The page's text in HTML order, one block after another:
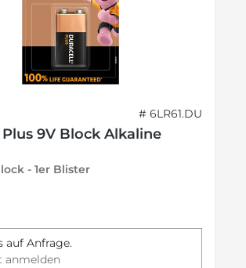
# 6LR61.DU
9V Block Alkaline
- 1er Blister
auf Anfrage.
anmelden